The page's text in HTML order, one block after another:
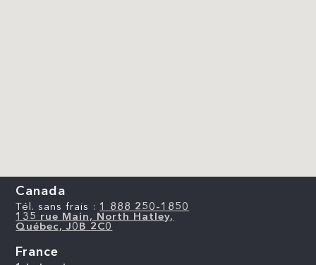
Canada
Tél. sans frais : 1 888 250-1850
135 rue Main, North Hatley,
Québec, J0B 2C0
France